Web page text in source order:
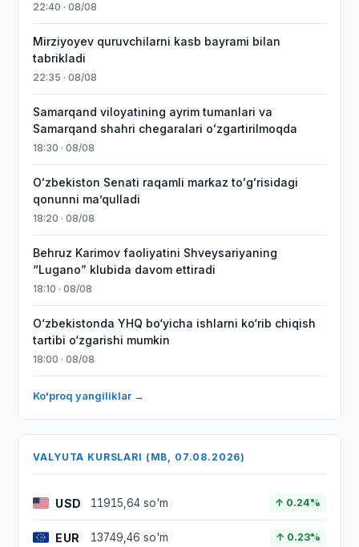
22:40 · 08/08
Mirziyoyev quruvchilarni kasb bayrami bilan
tabrikladi
22:35 · 08/08
Samarqand viloyatining ayrim tumanlari va
Samarqand shahri chegaralari oʻzgartirilmoqda
18:30 · 08/08
Oʻzbekiston Senati raqamli markaz toʻgʻrisidagi
qonunni maʼqulladi
18:20 · 08/08
Behruz Karimov faoliyatini Shveysariyaning
“Lugano” klubida davom ettiradi
18:10 · 08/08
O‘zbekistonda YHQ bo‘yicha ishlarni ko‘rib chiqish
tartibi o‘zgarishi mumkin
18:00 · 08/08
Ko'proq yangiliklar →
VALYUTA KURSLARI (MB, 07.08.2026)
USD 11915,64 so'm ↑ 0.24%
EUR 13749,46 so'm ↑ 0.23%